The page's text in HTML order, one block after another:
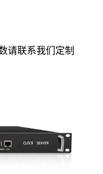
请联系我们定制